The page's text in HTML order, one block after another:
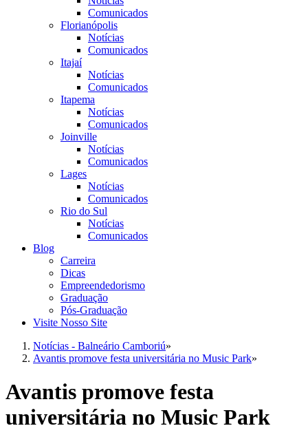
Comunicados
Florianópolis
Notícias
Comunicados
Itajaí
Notícias
Comunicados
Itapema
Notícias
Comunicados
Joinville
Notícias
Comunicados
Lages
Notícias
Comunicados
Rio do Sul
Notícias
Comunicados
Blog
Carreira
Dicas
Empreendedorismo
Graduação
Pós-Graduação
Visite Nosso Site
Notícias - Balneário Camboriú»
Avantis promove festa universitária no Music Park»
Avantis promove festa
universitária no Music Park